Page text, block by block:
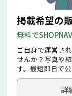
掲載希望の
無料で
ご自身で運営さ
せんか？写真や
す。最短即日で
詳